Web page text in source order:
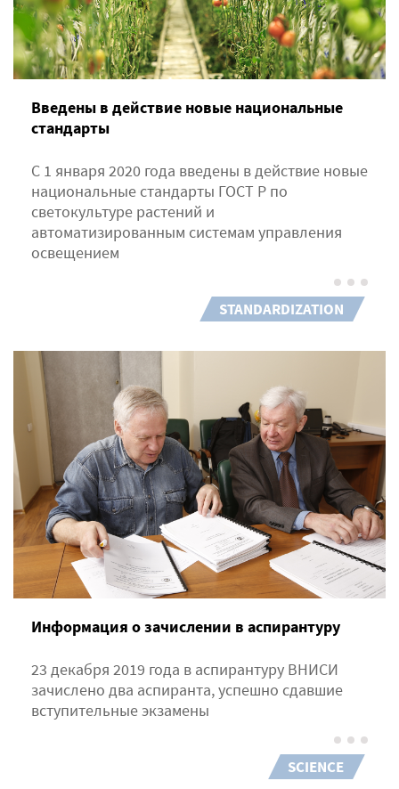
Введены в действие новые национальные
стандарты
С 1 января 2020 года введены в действие новые
национальные стандарты ГОСТ Р по
светокультуре растений и
автоматизированным системам управления
освещением
STANDARDIZATION
Информация о зачислении в аспирантуру
23 декабря 2019 года в аспирантуру ВНИСИ
зачислено два аспиранта, успешно сдавшие
вступительные экзамены
SCIENCE